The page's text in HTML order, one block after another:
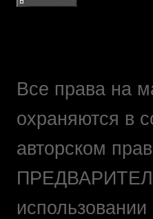
Все права на
охраняются в
авторском